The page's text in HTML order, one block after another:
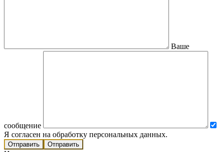
Ваше
сообщение
Я согласен на обработку персональных данных.
Отправить